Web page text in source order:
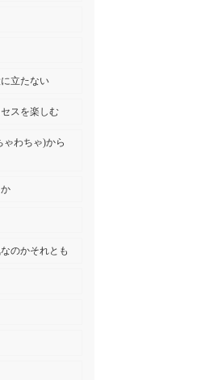
立たない
スを楽しむ
ゃわちゃ)から
のかそれとも